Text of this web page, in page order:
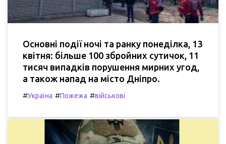
Основні події ночі та ранку понеділка, 13
квітня: більше 100 збройних сутичок, 11
тисяч випадків порушення мирних угод,
а також напад на місто Дніпро.
#Україна #Пожежа #військові